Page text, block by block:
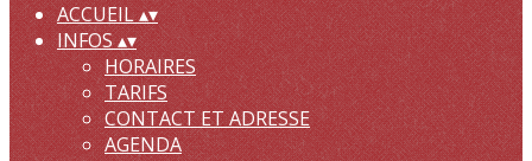
ACCUEIL▴▾
INFOS▴▾
HORAIRES
TARIFS
CONTACT ET ADRESSE
AGENDA